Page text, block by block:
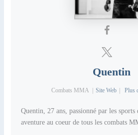
Quentin
Combats MMA | Site Web | Plus
Quentin, 27 ans, passionné par les
aventure au coeur de tous les combats